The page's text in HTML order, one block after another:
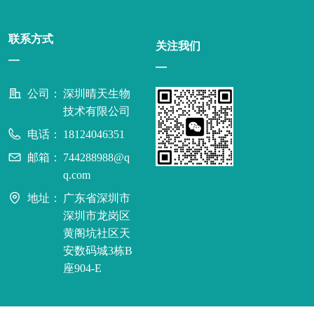
公司： 深圳晴天生物
技术有限公司
电话：
18124046351
邮箱：
744288988@q
q.com
地址：
广东省深圳市
深圳市龙岗区
黄阁坑社区天
安数码城3栋B
座904-E
联系方式
—
关注我们
—